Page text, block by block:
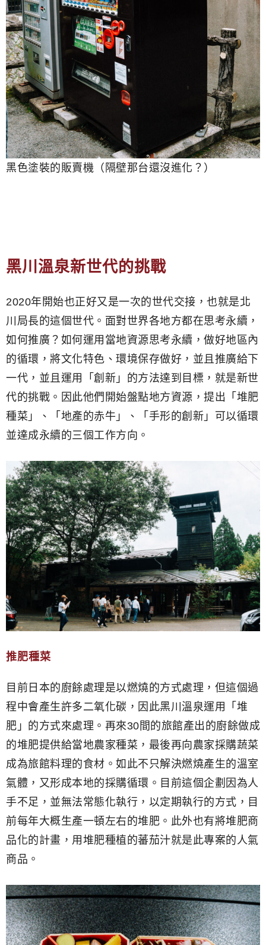
黑色塗裝的販賣機（隔壁那台還沒進化？）
黑川溫泉新世代的挑戰
2020年開始也正好又是一次的世代交接，也就是北
川局長的這個世代。面對世界各地方都在思考永續，
如何推廣？如何運用當地資源思考永續，做好地區內
的循環，將文化特色、環境保存做好，並且推廣給下
一代，並且運用「創新」的方法達到目標，就是新世
代的挑戰。因此他們開始盤點地方資源，提出「堆肥
種菜」、「地產的赤牛」、「手形的創新」可以循環
並達成永續的三個工作方向。
推肥種菜
目前日本的廚餘處理是以燃燒的方式處理，但這個過
程中會產生許多二氧化碳，因此黑川溫泉運用「堆
肥」的方式來處理。再來30間的旅館產出的廚餘做成
的堆肥提供給當地農家種菜，最後再向農家採購蔬菜
成為旅館料理的食材。如此不只解決燃燒產生的溫室
氣體，又形成本地的採購循環。目前這個企劃因為人
手不足，並無法常態化執行，以定期執行的方式，目
前每年大概生產一頓左右的堆肥。此外也有將堆肥商
品化的計畫，用堆肥種植的蕃茄汁就是此專案的人氣
商品。